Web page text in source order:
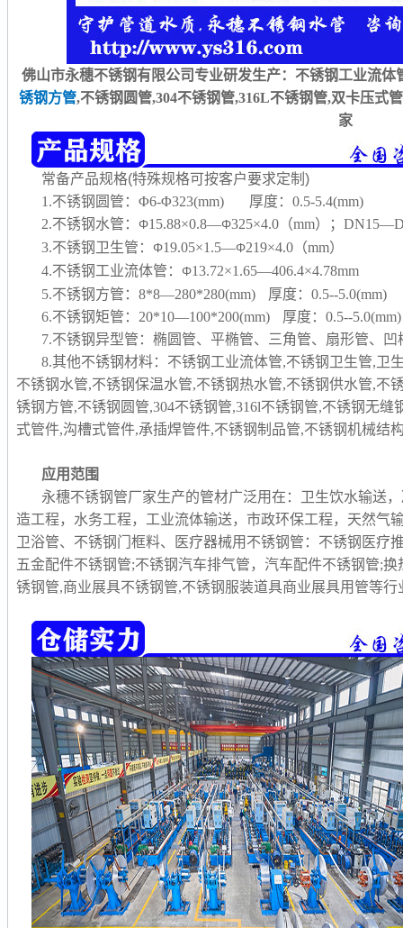
佛山市永穗不锈钢有限公司专业研发生产：不锈钢工业流体
锈钢方管,不锈钢圆管,304不锈钢管,316L不锈钢管,双卡压式
家
常备产品规格(特殊规格可按客户要求定制)
1.不锈钢圆管：Φ6-Φ323(mm) 厚度：0.5-5.4(mm)
2.不锈钢水管：Φ15.88×0.8—Φ325×4.0（mm）；
3.不锈钢卫生管：Φ19.05×1.5—Φ219×4.0（mm）
4.不锈钢工业流体管：Φ13.72×1.65—406.4×4.78mm
5.不锈钢方管：8*8—280*280(mm) 厚度：0.5--5.0(mm)
6.不锈钢矩管：20*10—100*200(mm) 厚度：0.5--5.0(mm)
7.不锈钢异型管：椭圆管、平椭管、三角管、扇形管、
8.其他不锈钢材料：不锈钢工业流体管,不锈钢卫生管,卫
不锈钢水管,不锈钢保温水管,不锈钢热水管,不锈钢供水管,不
锈钢方管,不锈钢圆管,304不锈钢管,316l不锈钢管,不锈钢无
式管件,沟槽式管件,承插焊管件,不锈钢制品管,不锈钢机械结
应用范围
永穗不锈钢管厂家生产的管材广泛用在：卫生饮水输送
造工程，水务工程，工业流体输送，市政环保工程，天然气
卫浴管、不锈钢门框料、医疗器械用不锈钢管：不锈钢医疗
五金配件不锈钢管;不锈钢汽车排气管，汽车配件不锈钢管;
锈钢管,商业展具不锈钢管,不锈钢服装道具商业展具用管等行